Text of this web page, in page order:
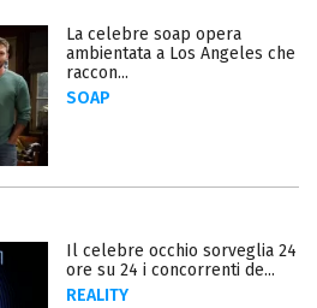
La celebre soap opera
ambientata a Los Angeles che
raccon...
SOAP
Il celebre occhio sorveglia 24
ore su 24 i concorrenti de...
REALITY